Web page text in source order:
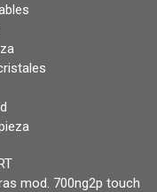
mod. 700ng2p touch